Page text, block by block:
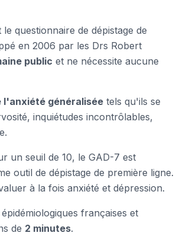
questionnaire de dépistage de
en 2006 par les Drs Robert
public et ne nécessite aucune
l'anxiété généralisée tels qu'ils se
inquiétudes incontrôlables,
un seuil de 10, le GAD-7 est
outil de dépistage de première ligne.
à la fois anxiété et dépression.
françaises et
de 2 minutes.